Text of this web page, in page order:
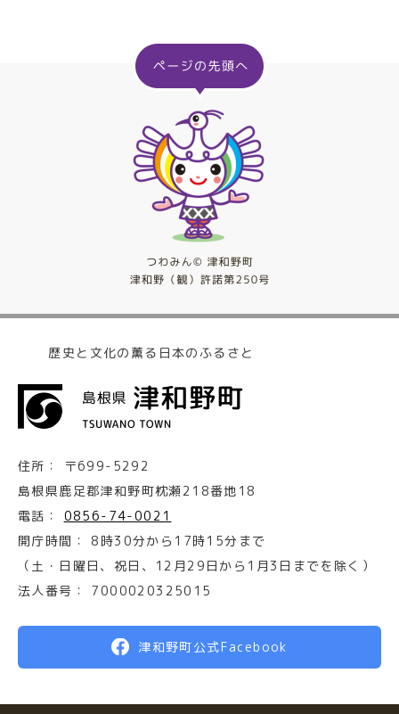
歴史と文化の薫る日本のふるさと
住所：
〒699-5292
島根県鹿足郡津和野町枕瀬218番地18
電話：
0856-74-0021
開庁時間：
8時30分から17時15分まで
（土・日曜日、祝日、12月29日から1月3日までを除く）
法人番号：
7000020325015
津和野町公式Facebook